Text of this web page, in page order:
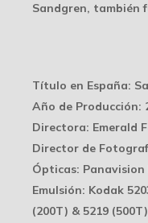
Sandgren, también
Título en España:
Año de Producción:
Directora: Emerald
Director de
Ópticas: Panavision
Emulsión: Kodak
(200T) & 5219 (500T)